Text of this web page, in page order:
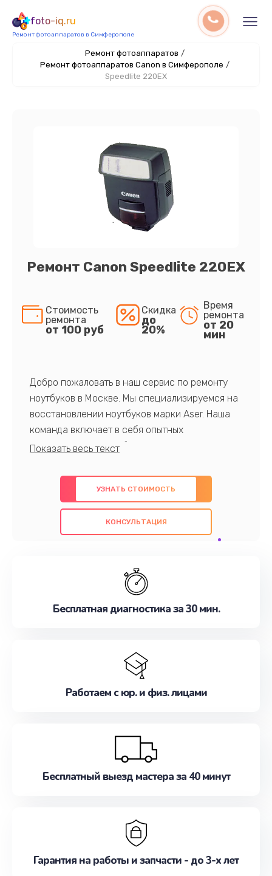
foto-iq.ru
Ремонт фотоаппаратов в Симферополе
Ремонт фотоаппаратов /
Ремонт фотоаппаратов Canon в Симферополе /
Speedlite 220EX
Ремонт Canon Speedlite 220EX
Стоимость
ремонта
от 100 руб
Скидка
до
20%
Время
ремонта
от 20
мин
Добро пожаловать в наш сервис по ремонту
ноутбуков в Москве. Мы специализируемся на
восстановлении ноутбуков марки Aser. Наша
команда включает в себя опытных
профессионалов с обширными знаниями и
предлагаем быстрый и качественный ремонт с
использованием оригинальных компонентов, а
также гарантируем качество всех
проведенных работ. Наша цель - предоставить
наилучшим образом. Не медлите записаться на
УЗНАТЬ СТОИМОСТЬ
КОНСУЛЬТАЦИЯ
Бесплатная диагностика за 30 мин.
Работаем с юр. и физ. лицами
Бесплатный выезд мастера за 40 минут
Гарантия на работы и запчасти - до 3-х лет